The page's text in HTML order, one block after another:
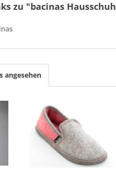
zu "bacinas
angesehen